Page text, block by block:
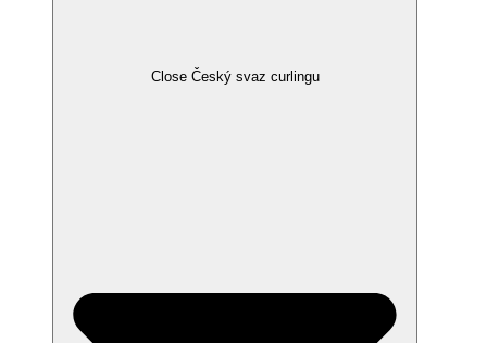
Close Český svaz curlingu